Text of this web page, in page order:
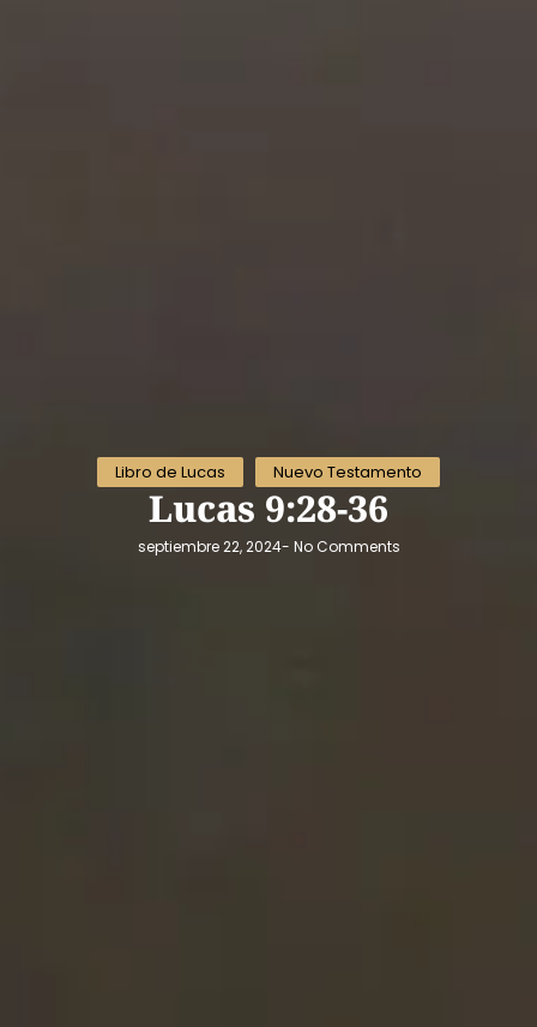
Libro de Lucas Nuevo Testamento
Lucas 9:28-36
septiembre 22, 2024- No Comments